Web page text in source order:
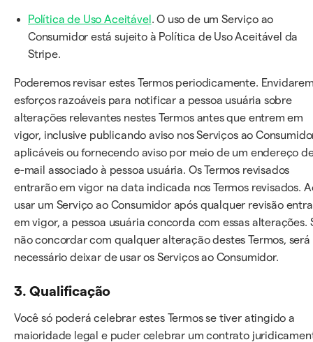
Política de Uso Aceitável . O uso de um Serviço ao
Consumidor está sujeito à Política de Uso Aceitável da
Stripe.
Poderemos revisar estes Termos periodicamente.
esforços razoáveis para notificar a pessoa usuária sobre
alterações relevantes nestes Termos antes que entrem em
vigor, inclusive publicando aviso nos Serviços ao
aplicáveis ou fornecendo aviso por meio de um endereço
e-mail associado à pessoa usuária. Os Termos revisados
entrarão em vigor na data indicada nos Termos revisados.
usar um Serviço ao Consumidor após qualquer revisão
em vigor, a pessoa usuária concorda com essas alterações.
não concordar com qualquer alteração destes Termos, será
necessário deixar de usar os Serviços ao Consumidor.
3. Qualificação
Você só poderá celebrar estes Termos se tiver atingido a
maioridade legal e puder celebrar um contrato